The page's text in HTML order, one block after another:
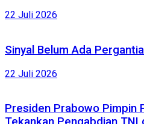
22 Juli 2026
Sinyal Belum Ada
22 Juli 2026
Presiden Prabowo Pimpin